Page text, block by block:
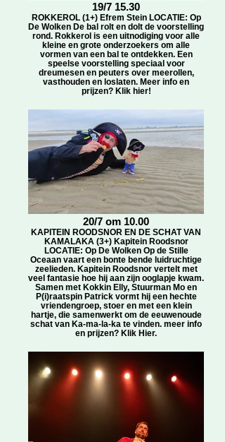
19/7 15.30
ROKKEROL (1+) Efrem Stein LOCATIE: Op
De Wolken De bal rolt en dolt de voorstelling
rond. Rokkerol is een uitnodiging voor alle
kleine en grote onderzoekers om alle
vormen van een bal te ontdekken. Een
speelse voorstelling speciaal voor
dreumesen en peuters over meerollen,
vasthouden en loslaten. Meer info en
prijzen? Klik hier!
20/7 om 10.00
KAPITEIN ROODSNOR EN DE SCHAT VAN
KAMALAKA (3+) Kapitein Roodsnor
LOCATIE: Op De Wolken Op de Stille
Oceaan vaart een bonte bende luidruchtige
zeelieden. Kapitein Roodsnor vertelt met
veel fantasie hoe hij aan zijn ooglapje kwam.
Samen met Kokkin Elly, Stuurman Mo en
P(i)raatspin Patrick vormt hij een hechte
vriendengroep, stoer en met een klein
hartje, die samenwerkt om de eeuwenoude
schat van Ka-ma-la-ka te vinden. meer info
en prijzen? Klik Hier.